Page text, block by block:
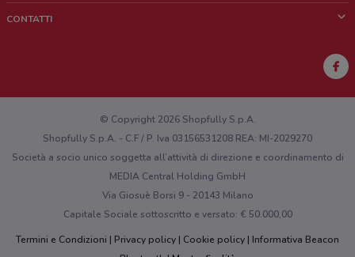
Lavora con noi
Richieste commerciali e marketing
CONTATTI
Hai un malfunzionamento sul web o sull'app?
© Copyright 2026 Shopfully S.p.A.
Shopfully S.p.A. - C.F / P. Iva 03156531208 REA: MI-2029270
Società a socio unico soggetta all’attività di direzione e coordinamento di
MEDIA Central Holding GmbH
Via Giosuè Borsi 9 - 20143 Milano
Capitale Sociale sottoscritto e versato: € 50.000,00
Termini e Condizioni
Privacy policy Cookie policy
Informativa Beacon